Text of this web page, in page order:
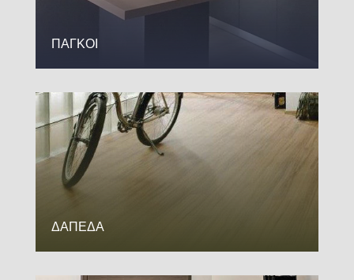
ΠΑΓΚΟΙ
ΔΑΠΕΔΑ